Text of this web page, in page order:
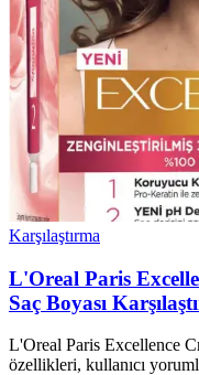
Karşılaştırma
L'Oreal Paris
Saç Boyası
L'Oreal Paris Excellence
özellikleri, kullanıcı